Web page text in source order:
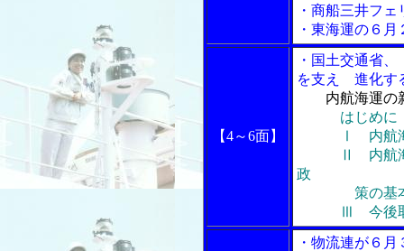
・商船三井フ
・東海運の６
【4～6面】
・国土交通省
を支え 進化す
内航海運の
はじめに
Ⅰ 内航海
Ⅱ 内航海運
政
策の基本
Ⅲ 今後取り
・物流連が６